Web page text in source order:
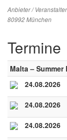
Anbieter /
80992 München
Termine
Malta –
24.08.2026
24.08.2026
24.08.2026